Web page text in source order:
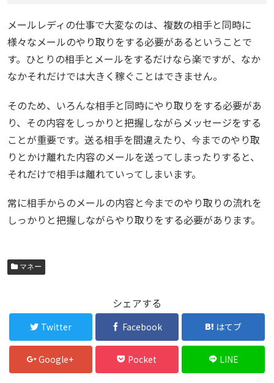
メールレディの仕事で大変なのは、複数の相手と同時に
様々なメールのやり取りをする必要があるということで
す。ひとりの相手とメールをするだけなら楽ですが、なか
なかそれだけでは大きく稼ぐことはできません。
そのため、いろんな相手と同時にやり取りをする必要があ
り、その内容をしっかりと把握しながらメッセージをする
ことが重要です。送る相手を間違えたり、今までのやり取
りとかけ離れた内容のメールを送ってしまったりすると、
それだけで相手は離れていってしまいます。
常に相手からのメールの内容と今までのやり取りの流れを
しっかりと把握しながらやり取りをする必要があります。
マネー
シェアする
Twitter Facebook はてブ
Google+ Pocket LINE